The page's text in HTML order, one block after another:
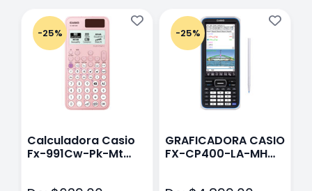
-25%
Calculadora Casio
Fx-991Cw-Pk-Mt
-25%
GRAFICADORA CASIO
FX-CP400-LA-MH